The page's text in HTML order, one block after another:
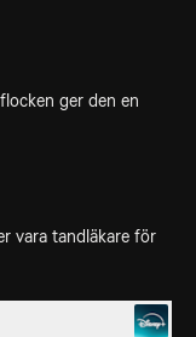
ger den en
vara tandläkare för